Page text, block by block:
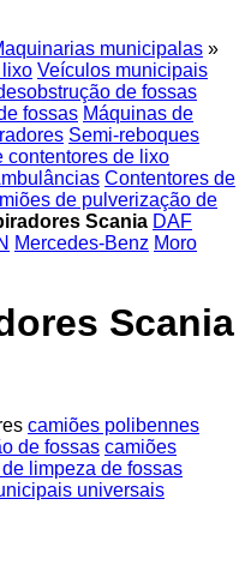
municipalas »
Veículos municipais
de fossas
fossas Máquinas de
Semi-reboques
contentores de lixo
Contentores de
de pulverização de
Scania DAF
Mercedes-Benz Moro
Scania
camiões polibennes
de fossas camiões
limpeza de fossas
universais